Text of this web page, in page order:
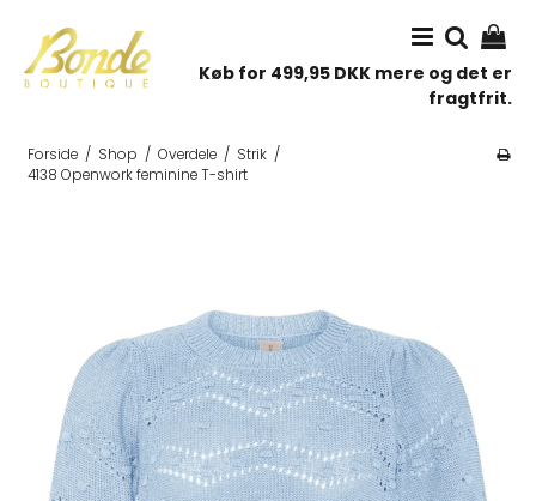
Køb for 499,95 DKK mere og det er
fragtfrit.
Forside / Shop / Overdele / Strik /
4138 Openwork feminine T-shirt